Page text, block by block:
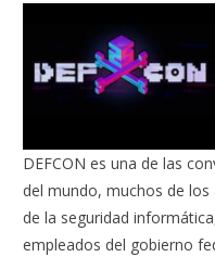
DEFCON es una de las
del mundo, muchos de
de la seguridad
empleados del gobierno